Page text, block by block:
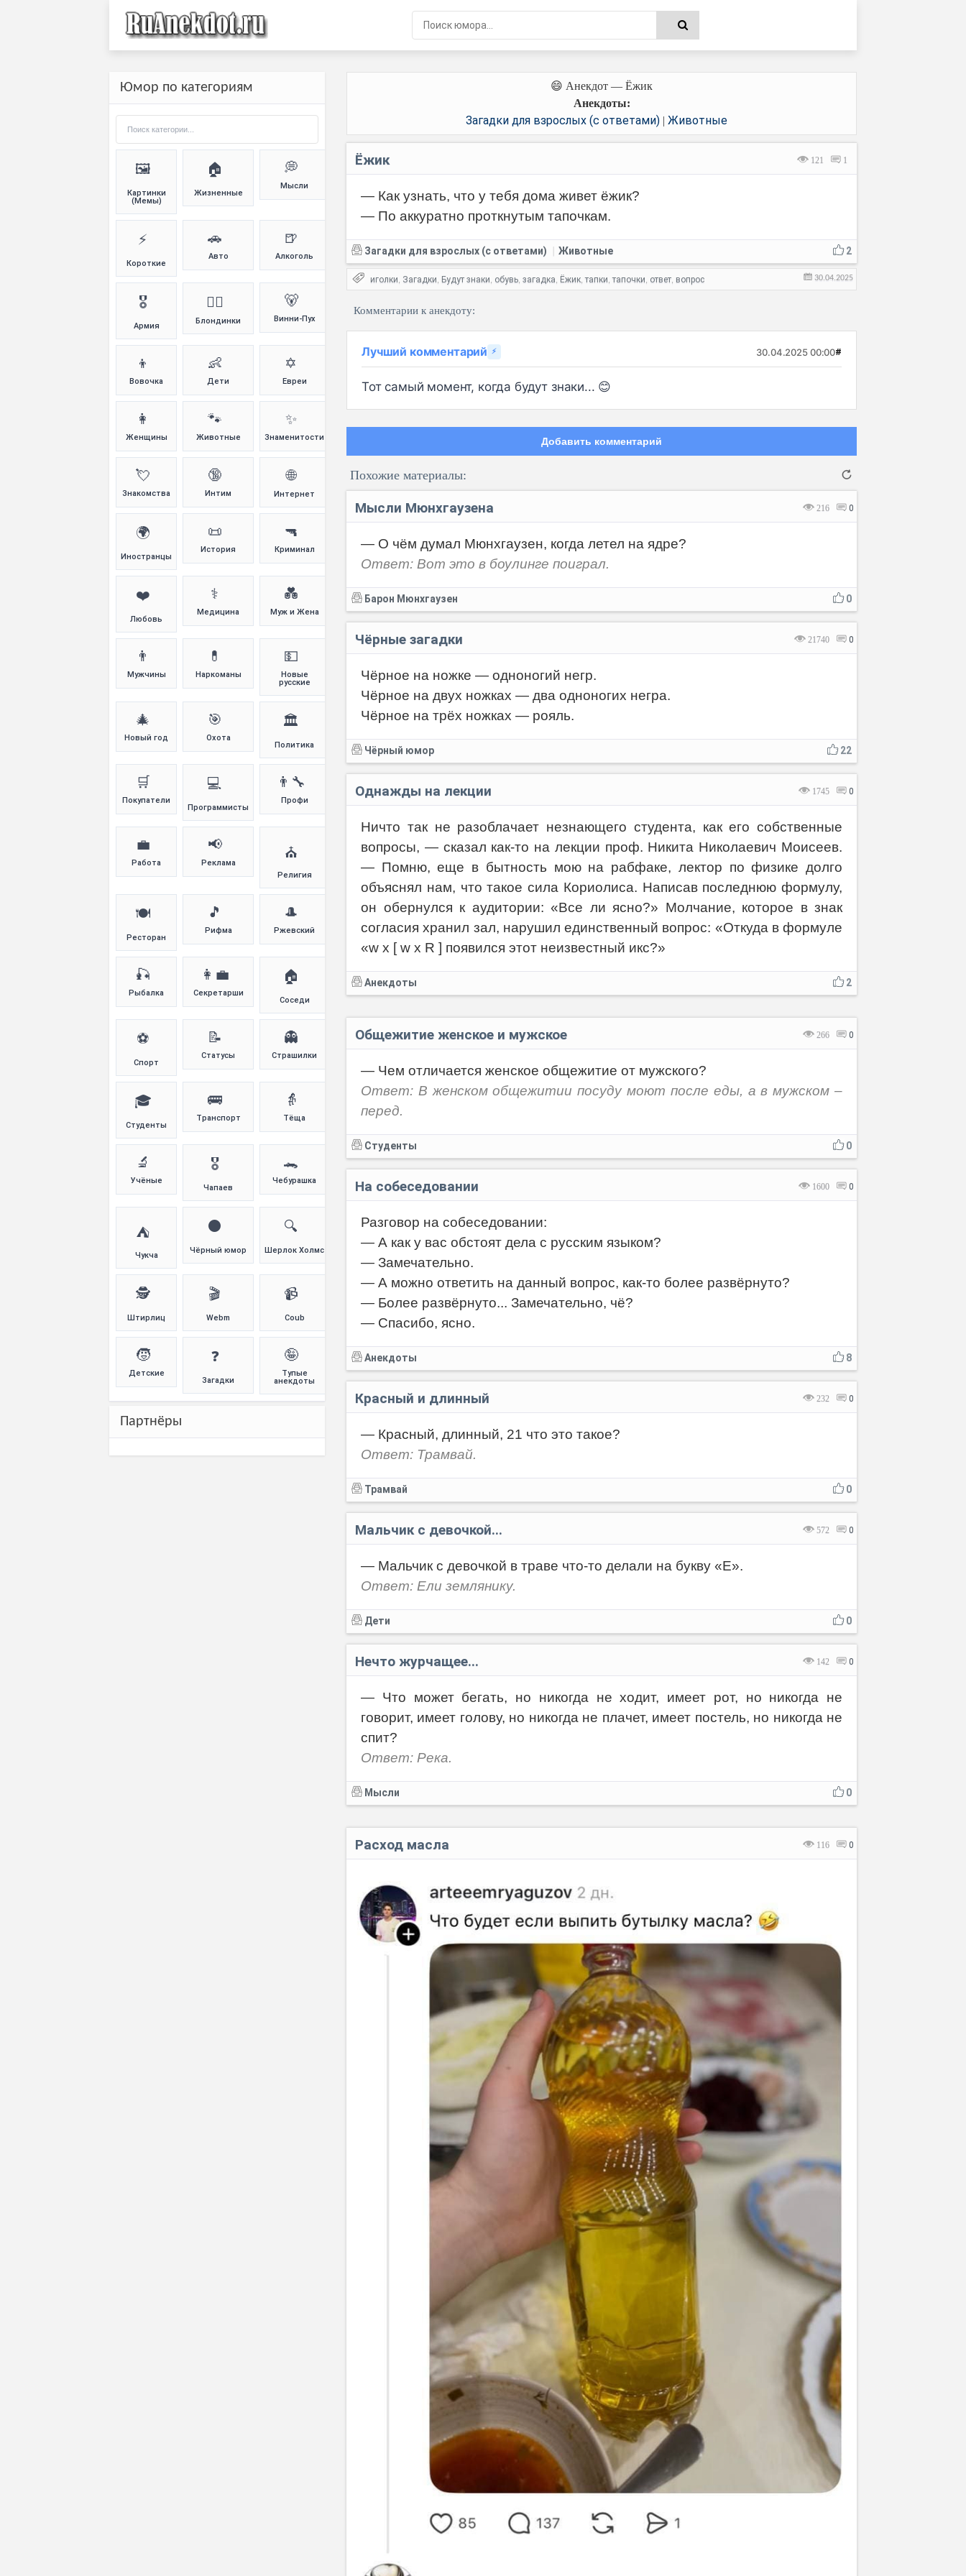
😄 Анекдот — Ёжик
Анекдоты:
Загадки для взрослых (с ответами)| Животные
121 1
Ёжик
— Как узнать, что у тебя дома живет ёжик?
— По аккуратно проткнутым тапочкам.
2
Загадки для взрослых (с ответами) Животные
30.04.2025
иголки, Загадки, Будут знаки, обувь, загадка, Ёжик,тапки,тапочки, ответ, вопрос
Комментарии к анекдоту:
Лучший комментарий ⚡ 30.04.2025 00:00#
Тот самый момент, когда будут знаки... 😊
Добавить комментарий
Похожие материалы:
216 0
Мысли Мюнхгаузена
— О чём думал Мюнхгаузен, когда летел на ядре?
Ответ: Вот это в боулинге поиграл.
0
Барон Мюнхгаузен
21740 0
Чёрные загадки
Чёрное на ножке — одноногий негр.
Чёрное на двух ножках — два одноногих негра.
Чёрное на трёх ножках — рояль.
22
Чёрный юмор
1745 0
Однажды на лекции
Ничто так не разоблачает незнающего студента, как его собственные
вопросы, — сказал как-то на лекции проф. Никита Николаевич Моисеев.
— Помню, еще в бытность мою на рабфаке, лектор по физике долго
объяснял нам, что такое сила Кориолиса. Написав последнюю формулу,
он обернулся к аудитории: «Все ли ясно?» Молчание, которое в знак
согласия хранил зал, нарушил единственный вопрос: «Откуда в формуле
«w х [ w х R ] появился этот неизвестный икс?»
2
Анекдоты
266 0
Общежитие женское и мужское
— Чем отличается женское общежитие от мужского?
Ответ: В женском общежитии посуду моют после еды, а в мужском –
перед.
0
Студенты
1600 0
На собеседовании
Разговор на собеседовании:
— А как у вас обстоят дела с русским языком?
— Замечательно.
— А можно ответить на данный вопрос, как-то более развёрнуто?
— Более развёрнуто... Замечательно, чё?
— Спасибо, ясно.
8
Анекдоты
232 0
Красный и длинный
— Красный, длинный, 21 что это такое?
Ответ: Трамвай.
0
Трамвай
572 0
Мальчик с девочкой...
— Мальчик с девочкой в траве что-то делали на букву «Е».
Ответ: Ели землянику.
0
Дети
142 0
Нечто журчащее...
— Что может бегать, но никогда не ходит, имеет рот, но никогда не
говорит, имеет голову, но никогда не плачет, имеет постель, но никогда не
спит?
Ответ: Река.
0
Мысли
116 0
Расход масла
Юмор по категориям
🖼️
Картинки
(Мемы)
🏠
Жизненные
💭
Мысли
⚡
Короткие
🚗
Авто
🍺
Алкоголь
🎖️
Армия
👱‍♀️
Блондинки
🐻
Винни-Пух
👦
Вовочка
👶
Дети
✡️
Евреи
👩
Женщины
🐾
Животные
✨
Знаменитости
💘
Знакомства
🔞
Интим
🌐
Интернет
🌍
Иностранцы
📜
История
🔫
Криминал
❤️
Любовь
⚕️
Медицина
💑
Муж и Жена
👨
Мужчины
💊
Наркоманы
💵
Новые
русские
🎄
Новый год
🎯
Охота
🏛️
Политика
🛒
Покупатели
💻
Программисты
👨‍🔧
Профи
💼
Работа
📢
Реклама
⛪
Религия
🍽️
Ресторан
🎵
Рифма
🎩
Ржевский
🎣
Рыбалка
👩‍💼
Секретарши
🏠
Соседи
⚽
Спорт
📝
Статусы
👻
Страшилки
🎓
Студенты
🚌
Транспорт
👵
Тёща
🔬
Учёные
🎖️
Чапаев
🐊
Чебурашка
⛺
Чукча
⚫
Чёрный юмор
🔍
Шерлок Холмс
🕵️
Штирлиц
🎬
Webm
📹
Coub
🧒
Детские
❓
Загадки
🤪
Тупые
анекдоты
Партнёры